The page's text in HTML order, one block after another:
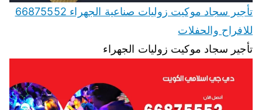
تأجير سجاد موكيت زوليات صناعية الجهراء 66875552
للافراح والحفلات
تأجير سجاد موكيت زوليات الجهراء